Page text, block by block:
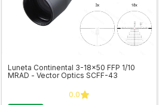
Luneta Continental 3-18x50 FFP 1/10
MRAD - Vector Optics SCFF-43
0.0